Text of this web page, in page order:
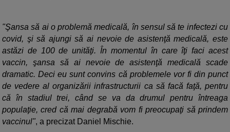
"Şansa să ai o problemă medicală, în sensul să te infectezi cu
covid, şi să ajungi să ai nevoie de asistenţă medicală, este
astăzi de 100 de unităţi. În momentul în care îţi faci acest
vaccin, şansa să ai nevoie de asistenţă medicală scade
dramatic. Deci eu sunt convins că problemele vor fi din punct
de vedere al organizării infrastructurii ca să facă faţă, pentru
că în stadiul trei, când se va da drumul pentru întreaga
populaţie, cred că mai degrabă vom fi preocupaţi să prindem
vaccinul", a precizat Daniel Mischie.